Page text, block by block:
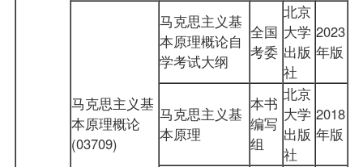
马克思主义基
本原理概论
(03709)
马克思主义基
本原理概论自
学考试大纲
全国
考委
北京
大学
出版
社
2023
年版
马克思主义基
本原理
本书
编写
组
北京
大学
出版
社
2018
年版